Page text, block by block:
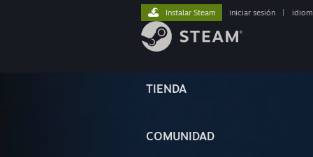
TIENDA
COMUNIDAD
Instalar Steam iniciar sesión